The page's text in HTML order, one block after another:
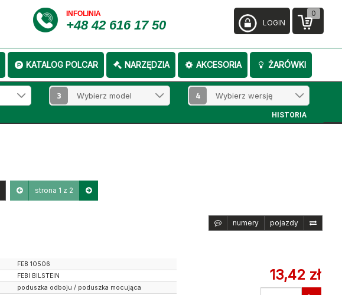
INFOLINIA
+48 42 616 17 50
KATALOG POLCAR NARZĘDZIA AKCESORIA ŻARÓWKI
0
LOGIN
3 4
HISTORIA
strona 1 z 2
numery pojazdy
13,42 zł
FEB 10506
FEBI BILSTEIN
poduszka odboju / poduszka mocująca